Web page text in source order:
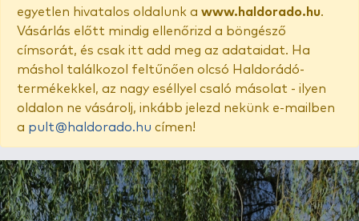
egyetlen hivatalos oldalunk a www.haldorado.hu.
Vásárlás előtt mindig ellenőrizd a böngésző
címsorát, és csak itt add meg az adataidat. Ha
máshol találkozol feltűnően olcsó Haldorádó-
termékekkel, az nagy eséllyel csaló másolat - ilyen
oldalon ne vásárolj, inkább jelezd nekünk e-mailben
a pult@haldorado.hu címen!